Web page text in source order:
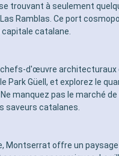
trouvant à seulement
Ramblas. Ce port
catalane.
d'œuvre architecturaux
Park Güell, et explorez le
manquez pas le marché de
saveurs catalanes.
Montserrat offre un